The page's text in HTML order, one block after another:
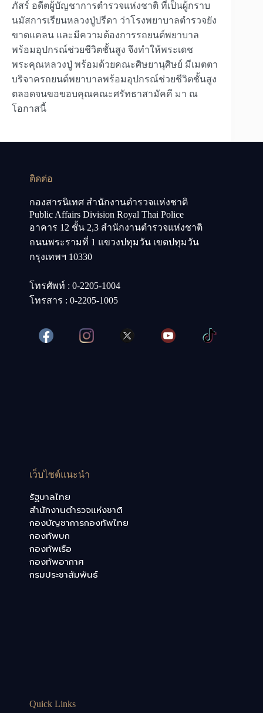
ภัสร์ อดีตผู้บัญชาการตำรวจแห่งชาติ ที่เป็นผู้กราบ
นมัสการเรียนหลวงปู่ปรีดา ว่าโรงพยาบาลตำรวจยัง
ขาดแคลน และมีความต้องการรถยนต์พยาบาล
พร้อมอุปกรณ์ช่วยชีวิตชั้นสูง จึงทำให้พระเดช
พระคุณหลวงปู่ พร้อมด้วยคณะศิษยานุศิษย์ มีเมตตา
บริจาครถยนต์พยาบาลพร้อมอุปกรณ์ช่วยชีวิตชั้นสูง
ตลอดจนขอขอบคุณคณะศรัทธาสามัคคี มา ณ
โอกาสนี้
ติดต่อ
กองสารนิเทศ สำนักงานตำรวจแห่งชาติ
Public Affairs Division Royal Thai Police
อาคาร 12 ชั้น 2,3 สำนักงานตำรวจแห่งชาติ
ถนนพระรามที่ 1 แขวงปทุมวัน เขตปทุมวัน
กรุงเทพฯ 10330
โทรศัพท์ : 0-2205-1004
โทรสาร : 0-2205-1005
เว็บไซต์แนะนำ
รัฐบาลไทย
สำนักงานตำรวจแห่งชาติ
กองบัญชาการกองทัพไทย
กองทัพบก
กองทัพเรือ
กองทัพอากาศ
กรมประชาสัมพันธ์
Quick Links